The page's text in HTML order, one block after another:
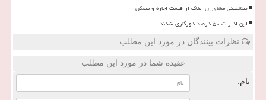
پیشبینی مشاوران املاک از قیمت اجاره و مسکن
این ادارات ۵۰ درصد دورکاری شدند
نظرات بینندگان در مورد این مطلب
عقیده شما در مورد این مطلب
نام: